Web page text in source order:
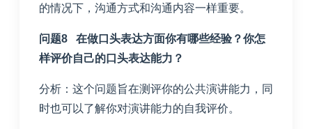
的情况下，沟通方式和沟通内容一样重要。
问题8 在做口头表达方面你有哪些经验？你怎
样评价自己的口头表达能力？
分析：这个问题旨在测评你的公共演讲能力，同
时也可以了解你对演讲能力的自我评价。